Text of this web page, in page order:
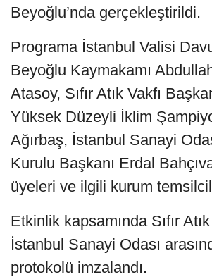
Beyoğlu’nda gerçekleştirildi.
Programa İstanbul Valisi
Beyoğlu Kaymakamı
Atasoy, Sıfır Atık Vakfı
Yüksek Düzeyli İklim
Ağırbaş, İstanbul Sanayi
Kurulu Başkanı Erdal
üyeleri ve ilgili kurum
Etkinlik kapsamında Sıfır
İstanbul Sanayi Odası
protokolü imzalandı.